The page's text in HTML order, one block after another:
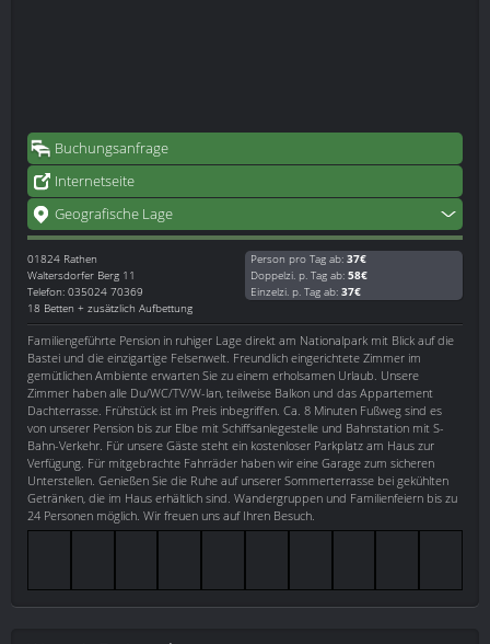
Buchungsanfrage
Internetseite
Geografische Lage
01824 Rathen
Waltersdorfer Berg 11
Telefon: 035024 70369
18 Betten + zusätzlich Aufbettung
Person pro Tag ab: 37€
Doppelzi. p. Tag ab: 58€
Einzelzi. p. Tag ab: 37€
Familiengeführte Pension in ruhiger Lage direkt am Nationalpark mit Blick auf die
Bastei und die einzigartige Felsenwelt. Freundlich eingerichtete Zimmer im
gemütlichen Ambiente erwarten Sie zu einem erholsamen Urlaub. Unsere
Zimmer haben alle Du/WC/TV/W-lan, teilweise Balkon und das Appartement
Dachterrasse. Frühstück ist im Preis inbegriffen. Ca. 8 Minuten Fußweg sind es
von unserer Pension bis zur Elbe mit Schiffsanlegestelle und Bahnstation mit S-
Bahn-Verkehr. Für unsere Gäste steht ein kostenloser Parkplatz am Haus zur
Verfügung. Für mitgebrachte Fahrräder haben wir eine Garage zum sicheren
Unterstellen. Genießen Sie die Ruhe auf unserer Sommerterrasse bei gekühlten
Getränken, die im Haus erhältlich sind. Wandergruppen und Familienfeiern bis zu
24 Personen möglich. Wir freuen uns auf Ihren Besuch.